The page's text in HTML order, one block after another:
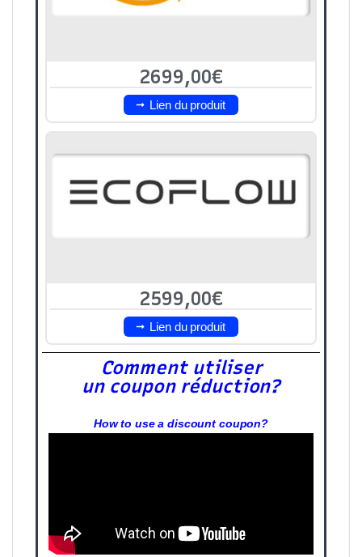
2699,00€
Lien du produit
2599,00€
Lien du produit
Comment utiliser
un coupon réduction?
How to use a discount coupon?